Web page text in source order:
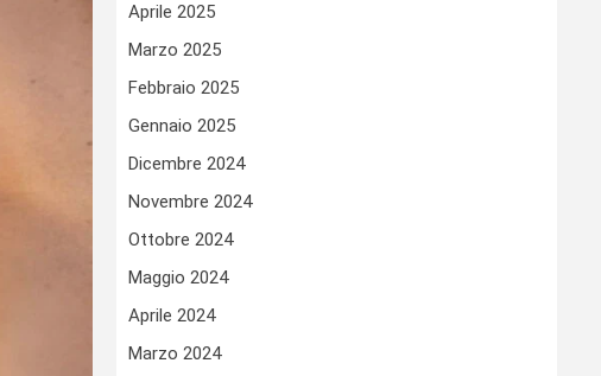
Aprile 2025
Marzo 2025
Febbraio 2025
Gennaio 2025
Dicembre 2024
Novembre 2024
Ottobre 2024
Maggio 2024
Aprile 2024
Marzo 2024